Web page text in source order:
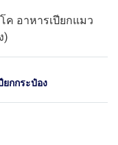
ค อาหารเปียกแมว
)
ยกกระป๋อง